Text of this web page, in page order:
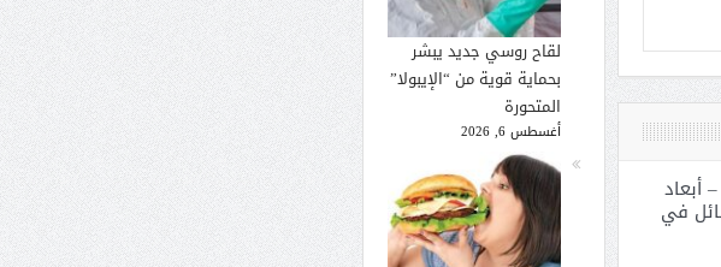
لقاح روسي جديد يبشر
بحماية قوية من “الإيبولا”
المتحورة
أغسطس 6, 2026
أبعاد
في